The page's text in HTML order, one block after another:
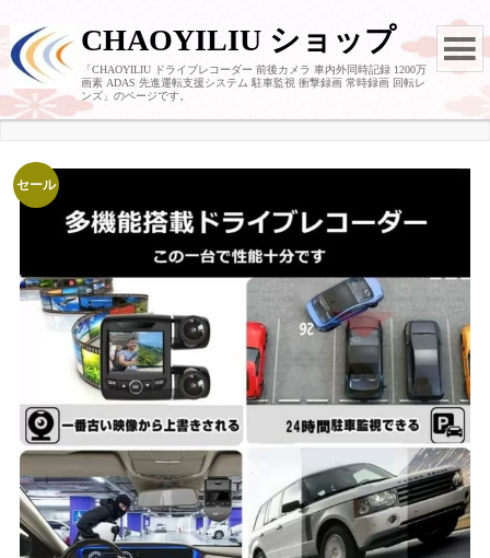
CHAOYILIU ショップ
「CHAOYILIU ドライブレコーダー 前後カメラ 車内外同時記録 1200万
画素 ADAS 先進運転支援システム 駐車監視 衝撃録画 常時録画 回転レ
ンズ」のページです。
セール